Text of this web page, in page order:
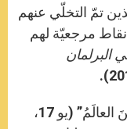
تمّ التخلّي عنهم
مرجعيّة لهم
البرلمان
أبتي، “ليكونوا بِأَجمَعِهم واحِدًا […] لِيُؤمِنَ العالَمُ” (يو 17،